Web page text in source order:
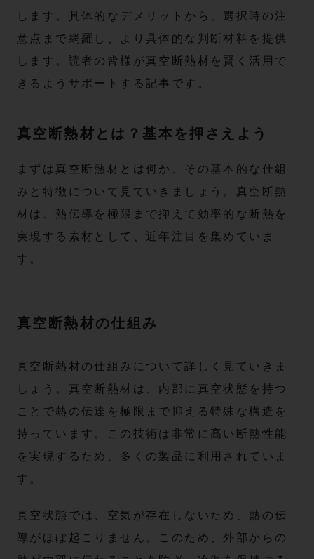
します。具体的なデメリットから、選択時の注
意点まで網羅し、より具体的な判断材料を提供
します。読者の皆様が真空断熱材を賢く活用で
きるようサポートする記事です。
真空断熱材とは？基本を押さえよう
まずは真空断熱材とは何か、その基本的な仕組
みと特徴について見ていきましょう。真空断熱
材は、熱伝導を極限まで抑えて効率的な断熱を
実現する素材として、近年注目を集めていま
す。
真空断熱材の仕組み
真空断熱材の仕組みについて詳しく見ていきま
しょう。真空断熱材は、内部に真空状態を持つ
ことで熱の伝達を極限まで抑える特殊な構造を
持っています。この技術は非常に高い断熱性能
を実現するため、多くの製品に利用されていま
す。
真空状態では、空気が存在しないため、熱の伝
導がほぼ起こりません。このため、外部からの